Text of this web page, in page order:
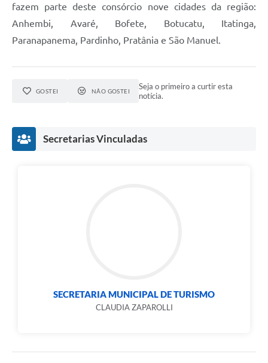
fazem parte deste consórcio nove cidades da região:
Anhembi, Avaré, Bofete, Botucatu, Itatinga,
Paranapanema, Pardinho, Pratânia e São Manuel.
GOSTEI NÃO GOSTEI
Seja o primeiro a curtir esta
notícia.
Secretarias Vinculadas
SECRETARIA MUNICIPAL DE TURISMO
CLAUDIA ZAPAROLLI